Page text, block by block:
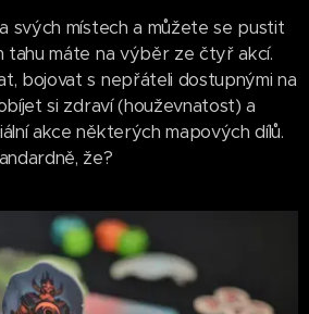
svých místech a můžete se pustit
tahu máte na výběr ze čtyř akcí.
bojovat s nepřáteli dostupnými na
si zdraví (houževnatost) a
akce některých mapových dílů.
že?